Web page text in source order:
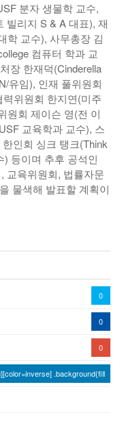
분자 생물학 교수,
빌리지 S & A 대표), 재
학 교수), 사무총장 김
컴퓨터 학과 교
장 한재덕(Cinderella
유임), 인재 풀위원회
위원회 한지연(미주
원회 제이슨 영(전 이
교육학과 교수), 스
인회 싱크 탱크(Think
등이며 추후 공석인
교육위원회, 법률자문
물색해 발표할 계획이
0
0
0
.background{fill